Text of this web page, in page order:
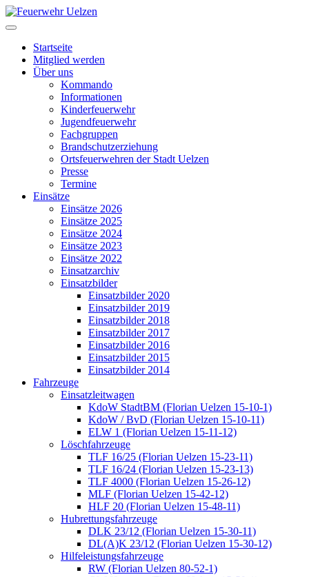
Startseite
Mitglied werden
Über uns
Kommando
Informationen
Kinderfeuerwehr
Jugendfeuerwehr
Fachgruppen
Brandschutzerziehung
Ortsfeuerwehren der Stadt Uelzen
Presse
Termine
Einsätze
Einsätze 2026
Einsätze 2025
Einsätze 2024
Einsätze 2023
Einsätze 2022
Einsatzarchiv
Einsatzbilder
Einsatzbilder 2020
Einsatzbilder 2019
Einsatzbilder 2018
Einsatzbilder 2017
Einsatzbilder 2016
Einsatzbilder 2015
Einsatzbilder 2014
Fahrzeuge
Einsatzleitwagen
KdoW StadtBM (Florian Uelzen 15-10-1)
KdoW / BvD (Florian Uelzen 15-10-11)
ELW 1 (Florian Uelzen 15-11-12)
Löschfahrzeuge
TLF 16/25 (Florian Uelzen 15-23-11)
TLF 16/24 (Florian Uelzen 15-23-13)
TLF 4000 (Florian Uelzen 15-26-12)
MLF (Florian Uelzen 15-42-12)
HLF 20 (Florian Uelzen 15-48-11)
Hubrettungsfahrzeuge
DLK 23/12 (Florian Uelzen 15-30-11)
DL(A)K 23/12 (Florian Uelzen 15-30-12)
Hilfeleistungsfahrzeuge
RW (Florian Uelzen 80-52-1)